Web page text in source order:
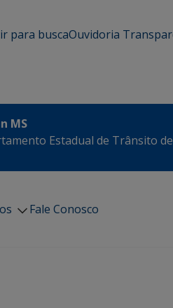
ir para buscaOuvidoria
MS
Estadual de Trânsito
Fale Conosco